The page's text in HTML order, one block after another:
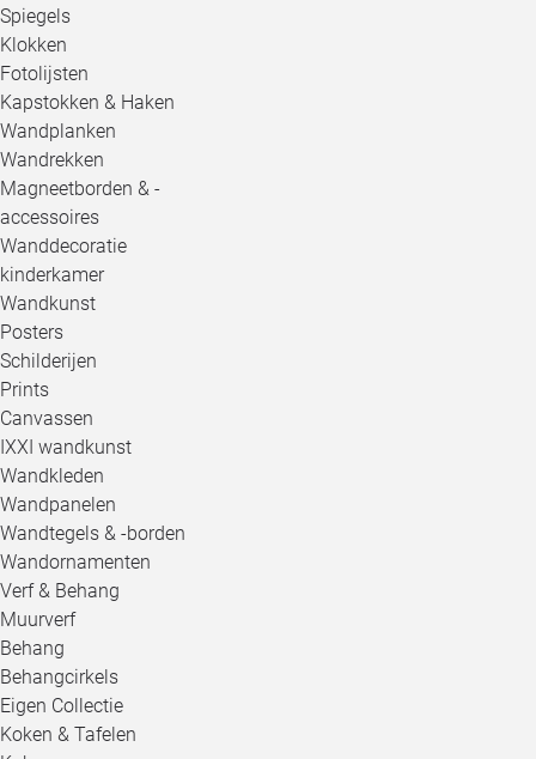
Spiegels
Klokken
Fotolijsten
Kapstokken & Haken
Wandplanken
Wandrekken
Magneetborden & -
accessoires
Wanddecoratie
kinderkamer
Wandkunst
Posters
Schilderijen
Prints
Canvassen
IXXI wandkunst
Wandkleden
Wandpanelen
Wandtegels & -borden
Wandornamenten
Verf & Behang
Muurverf
Behang
Behangcirkels
Eigen Collectie
Koken & Tafelen